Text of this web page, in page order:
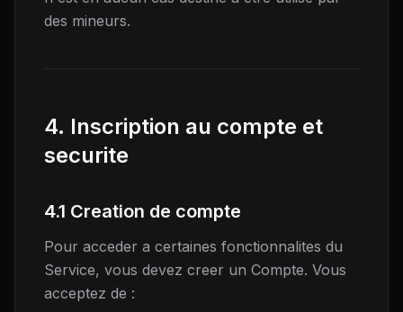
des mineurs.
4. Inscription au compte et
securite
4.1 Creation de compte
Pour acceder a certaines fonctionnalites du
Service, vous devez creer un Compte. Vous
acceptez de :